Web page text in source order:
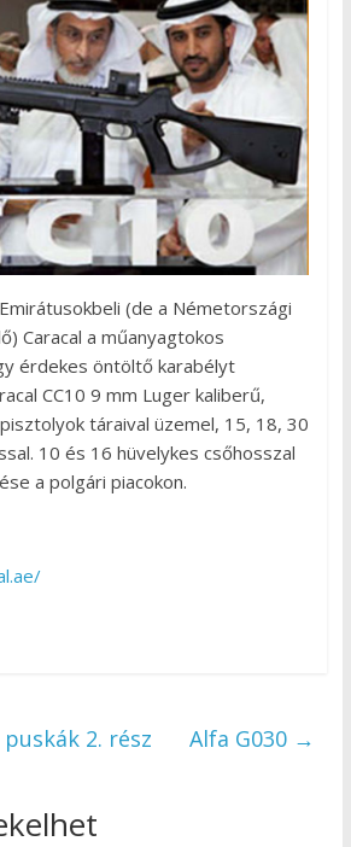
(de a Németországi
Caracal a műanyagtokos
érdekes öntöltő karabélyt
CC10 9 mm Luger kaliberű,
táraival üzemel, 15, 18, 30
10 és 16 hüvelykes csőhosszal
a polgári piacokon.
puskák 2. rész Alfa G030 →